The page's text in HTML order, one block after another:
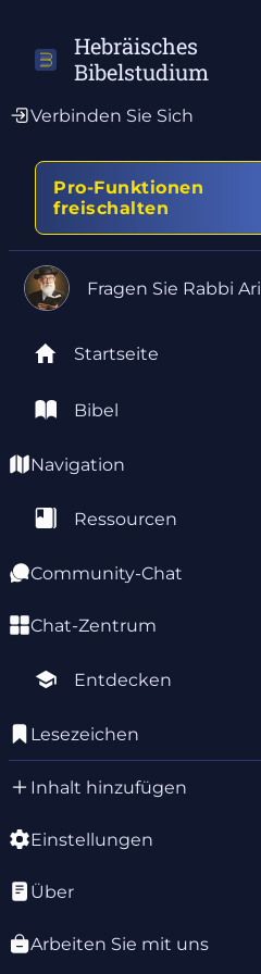
Hebräisches
Bibelstudium
Verbinden Sie Sich
Pro-Funktionen
freischalten
Fragen Sie Rabbi Ari
Startseite
Bibel
Navigation
Ressourcen
Community-Chat
Chat-Zentrum
Entdecken
Lesezeichen
Inhalt hinzufügen
Einstellungen
Über
Arbeiten Sie mit uns